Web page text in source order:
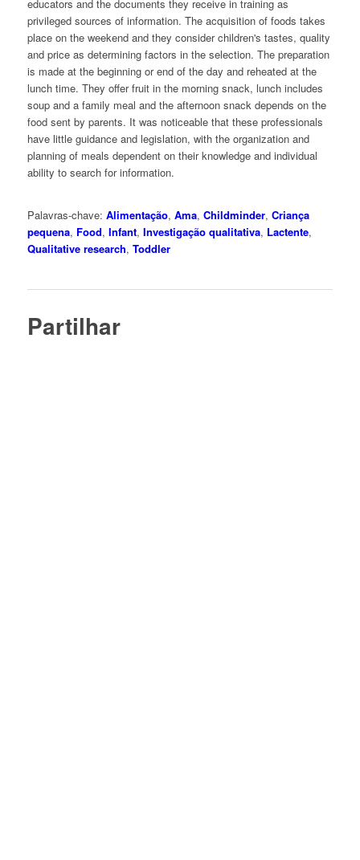
educators and the documents they receive in training as
privileged sources of information. The acquisition of foods takes
place on the weekend and they consider children's tastes, quality
and price as determining factors in the selection. The preparation
is made at the beginning or end of the day and reheated at the
lunch time. They offer fruit in the morning snack, lunch includes
soup and a family meal and the afternoon snack depends on the
food sent by parents. It was noticeable that these professionals
have little guidance and legislation, with the organization and
planning of meals dependent on their knowledge and individual
ability to search for information.
Palavras-chave: Alimentação, Ama, Childminder, Criança
pequena, Food, Infant, Investigação qualitativa, Lactente,
Qualitative research, Toddler
Partilhar